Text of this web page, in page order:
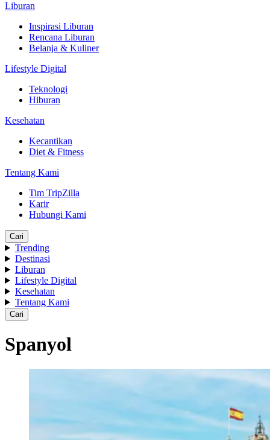
Liburan
Inspirasi Liburan
Rencana Liburan
Belanja & Kuliner
Lifestyle Digital
Teknologi
Hiburan
Kesehatan
Kecantikan
Diet & Fitness
Tentang Kami
Tim TripZilla
Karir
Hubungi Kami
Cari
Trending
Destinasi
Liburan
Lifestyle Digital
Kesehatan
Tentang Kami
Cari
Spanyol